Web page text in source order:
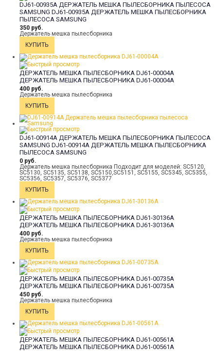
DJ61-00935A ДЕРЖАТЕЛЬ МЕШКА ПЫЛЕСБОРНИКА ПЫЛЕСОСА
SAMSUNG DJ61-00935A ДЕРЖАТЕЛЬ МЕШКА ПЫЛЕСБОРНИКА
ПЫЛЕСОСА SAMSUNG
350 руб.
Держатель мешка пылесборника
ДЕРЖАТЕЛЬ МЕШКА ПЫЛЕСБОРНИКА DJ61-00004A
ДЕРЖАТЕЛЬ МЕШКА ПЫЛЕСБОРНИКА DJ61-00004A
400 руб.
Держатель мешка пылесборника
DJ61-00914A ДЕРЖАТЕЛЬ МЕШКА ПЫЛЕСБОРНИКА ПЫЛЕСОСА
SAMSUNG DJ61-00914A ДЕРЖАТЕЛЬ МЕШКА ПЫЛЕСБОРНИКА
ПЫЛЕСОСА SAMSUNG
0 руб.
Держатель мешка пылесборника Подходит для моделей: SC5120,
SC5130, SC5135, SC5138, SC5150,SC5151, SC5155, SC5345, SC5355,
SC5356, SC5357, SC5376, SC5377
ДЕРЖАТЕЛЬ МЕШКА ПЫЛЕСБОРНИКА DJ61-30136A
ДЕРЖАТЕЛЬ МЕШКА ПЫЛЕСБОРНИКА DJ61-30136A
400 руб.
Держатель мешка пылесборника
ДЕРЖАТЕЛЬ МЕШКА ПЫЛЕСБОРНИКА DJ61-00735A
ДЕРЖАТЕЛЬ МЕШКА ПЫЛЕСБОРНИКА DJ61-00735A
450 руб.
Держатель мешка пылесборника
ДЕРЖАТЕЛЬ МЕШКА ПЫЛЕСБОРНИКА DJ61-00561A
ДЕРЖАТЕЛЬ МЕШКА ПЫЛЕСБОРНИКА DJ61-00561A